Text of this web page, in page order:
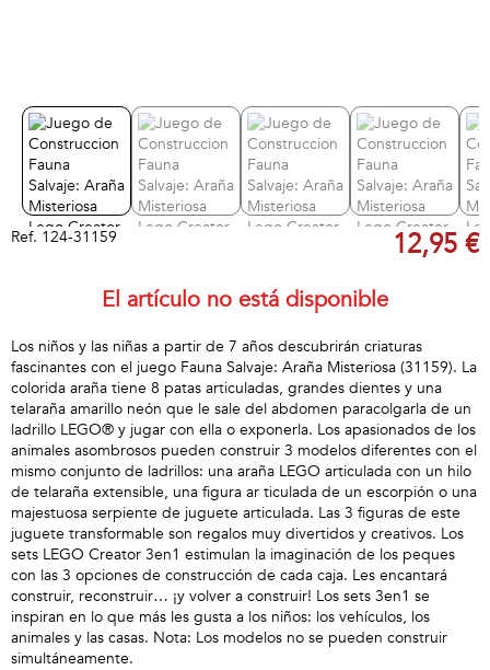
Ref. 124-31159 12,95 €
El artículo no está disponible
Los niños y las niñas a partir de 7 años descubrirán criaturas
fascinantes con el juego Fauna Salvaje: Araña Misteriosa (31159). La
colorida araña tiene 8 patas articuladas, grandes dientes y una
telaraña amarillo neón que le sale del abdomen paracolgarla de un
ladrillo LEGO® y jugar con ella o exponerla. Los apasionados de los
animales asombrosos pueden construir 3 modelos diferentes con el
mismo conjunto de ladrillos: una araña LEGO articulada con un hilo
de telaraña extensible, una figura ar ticulada de un escorpión o una
majestuosa serpiente de juguete articulada. Las 3 figuras de este
juguete transformable son regalos muy divertidos y creativos. Los
sets LEGO Creator 3en1 estimulan la imaginación de los peques
con las 3 opciones de construcción de cada caja. Les encantará
construir, reconstruir… ¡y volver a construir! Los sets 3en1 se
inspiran en lo que más les gusta a los niños: los vehículos, los
animales y las casas. Nota: Los modelos no se pueden construir
simultáneamente.